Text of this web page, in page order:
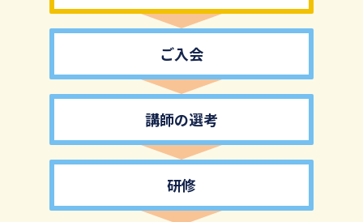
ご入会
講師の選考
研修